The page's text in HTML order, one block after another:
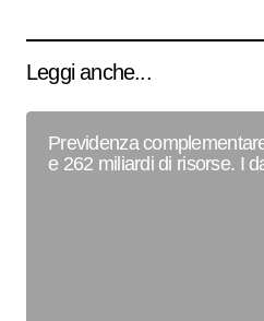
Leggi anche...
Previdenza
e 262 miliardi di risorse. I